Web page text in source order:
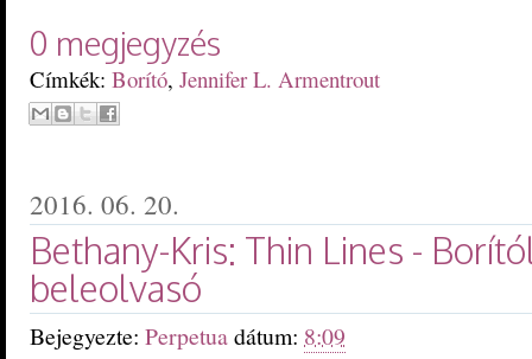
0 megjegyzés
Címkék: Borító, Jennifer L. Armentrout
2016. 06. 20.
Bethany-Kris: Thin Lines -
beleolvasó
Bejegyezte: Perpetuadátum: 8:09